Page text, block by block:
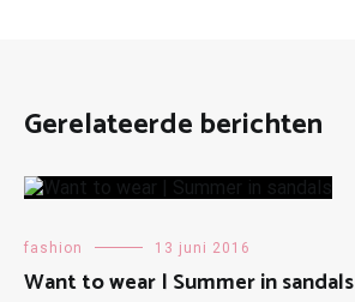
Gerelateerde berichten
fashion 13 juni 2016
Want to wear | Summer in sandals